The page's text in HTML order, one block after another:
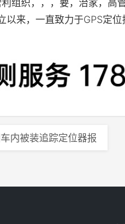
以来，一直致力于GPS定
内被装追踪定位器报